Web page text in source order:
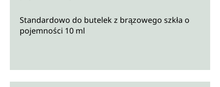
Standardowo do butelek z brązowego szkła o
pojemności 10 ml